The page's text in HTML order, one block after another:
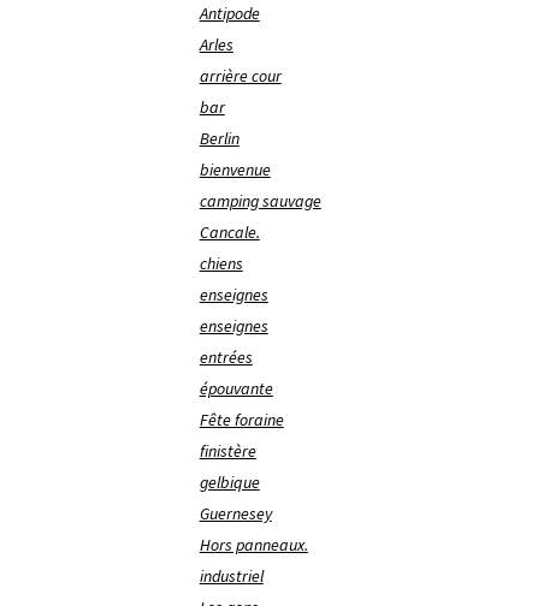
Antipode
Arles
arrière cour
bar
Berlin
bienvenue
camping sauvage
Cancale.
chiens
enseignes
enseignes
entrées
épouvante
Fête foraine
finistère
gelbique
Guernesey
Hors panneaux.
industriel